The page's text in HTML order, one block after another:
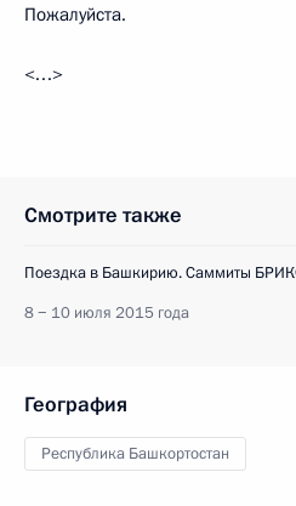
Пожалуйста.
<…>
Смотрите также
Поездка в Башкирию. Саммиты
8 − 10 июля 2015 года
География
Республика Башкортостан